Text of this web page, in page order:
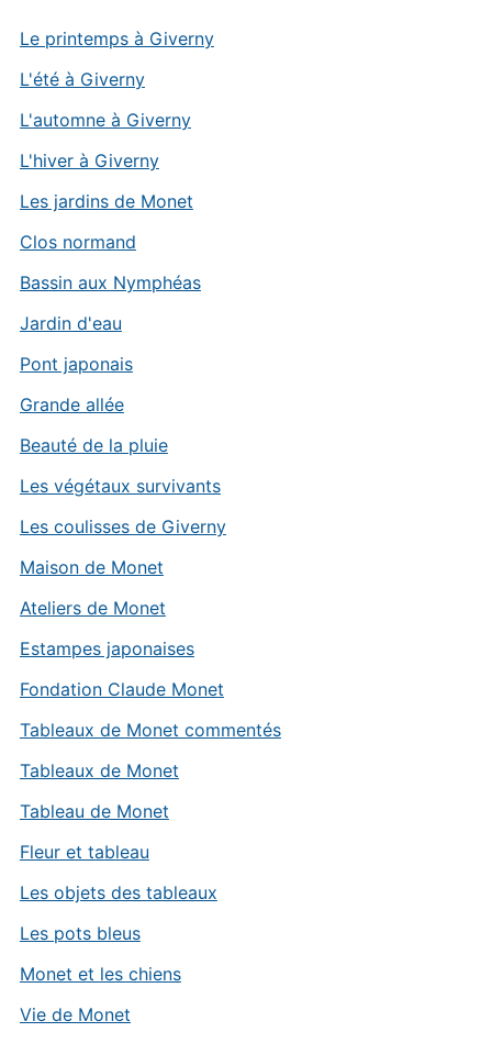
Le printemps à Giverny
L'été à Giverny
L'automne à Giverny
L'hiver à Giverny
Les jardins de Monet
Clos normand
Bassin aux Nymphéas
Jardin d'eau
Pont japonais
Grande allée
Beauté de la pluie
Les végétaux survivants
Les coulisses de Giverny
Maison de Monet
Ateliers de Monet
Estampes japonaises
Fondation Claude Monet
Tableaux de Monet commentés
Tableaux de Monet
Tableau de Monet
Fleur et tableau
Les objets des tableaux
Les pots bleus
Monet et les chiens
Vie de Monet